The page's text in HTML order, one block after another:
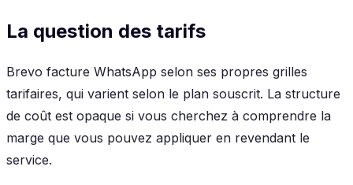
La question des tarifs
Brevo facture WhatsApp selon ses propres grilles
tarifaires, qui varient selon le plan souscrit. La structure
de coût est opaque si vous cherchez à comprendre la
marge que vous pouvez appliquer en revendant le
service.